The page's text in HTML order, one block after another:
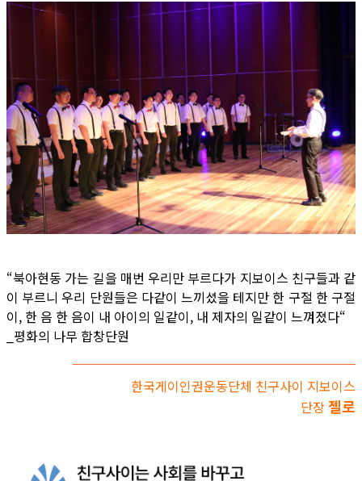
“북아현동 가는 길을 매번 우리만 부르다가 지보이스 친구들과 같
이 부르니 우리 단원들은 다같이 느끼셨을 테지만 한 구절 한 구절
이, 한 음 한 음이 내 아이의 일같이, 내 제자의 일같이 느껴졌다“
_평화의 나무 합창단원
한국게이인권운동단체 친구사이 지보이스
단장 젤로